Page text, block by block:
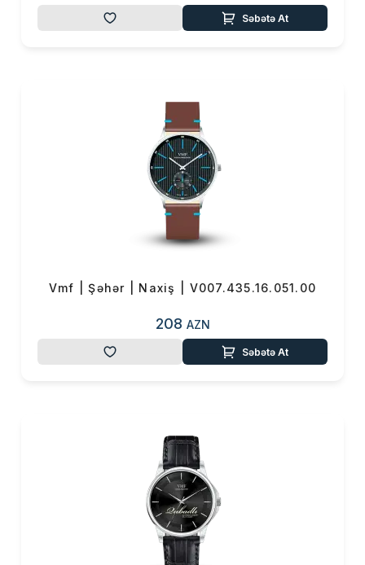
görünməsi üçün brendə VMF
adı verilib.
aşılanmış dəridən hazırlanmış
kəmər, sapfir kristal şüşə və
Yaponiyanın tanınmış Seiko
mexanizmləri istifadə olunub.
VMF saatlarının təmiz dəridən
hazırlanan kəmərlərinin arxa
markası” olması xüsusi olaraq
VMF saatlarının yaradıcıları bu
markanın yalnız Azərbaycanda
dünya şöhrətli markalardan geri
olaraq, VMF saatları qiymət
seqmenti baxımından bütün
təbəqələr üçün əlçatan olacaq.
Səbətə At
Vmf | Şəhər | Naxiş | V007.435.16.051.00
208 AZN
Səbətə At